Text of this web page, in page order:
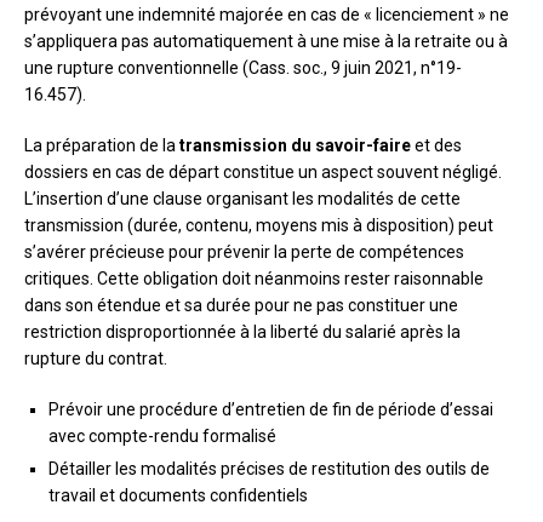
prévoyant une indemnité majorée en cas de « licenciement » ne
s’appliquera pas automatiquement à une mise à la retraite ou à
une rupture conventionnelle (Cass. soc., 9 juin 2021, n°19-
16.457).
La préparation de la transmission du savoir-faireet des
dossiers en cas de départ constitue un aspect souvent négligé.
L’insertion d’une clause organisant les modalités de cette
transmission (durée, contenu, moyens mis à disposition) peut
s’avérer précieuse pour prévenir la perte de compétences
critiques. Cette obligation doit néanmoins rester raisonnable
dans son étendue et sa durée pour ne pas constituer une
restriction disproportionnée à la liberté du salarié après la
rupture du contrat.
Prévoir une procédure d’entretien de fin de période d’essai
avec compte-rendu formalisé
Détailler les modalités précises de restitution des outils de
travail et documents confidentiels